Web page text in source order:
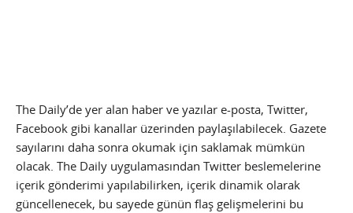
The Daily’de yer alan haber ve yazılar e-posta, Twitter,
Facebook gibi kanallar üzerinden paylaşılabilecek. Gazete
sayılarını daha sonra okumak için saklamak mümkün
olacak. The Daily uygulamasından Twitter beslemelerine
içerik gönderimi yapılabilirken, içerik dinamik olarak
güncellenecek, bu sayede günün flaş gelişmelerini bu